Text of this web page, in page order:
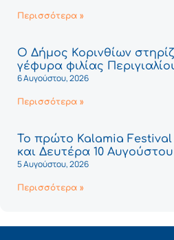
Περισσότερα »
Ο Δήμος Κορινθίων
γέφυρα φιλίας
6 Αυγούστου, 2026
Περισσότερα »
Το πρώτο Kalamia Festival
και Δευτέρα 10 Αυγούστου
5 Αυγούστου, 2026
Περισσότερα »